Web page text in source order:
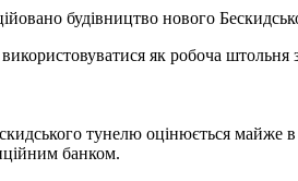
будівництво нового
як робоча
тунелю оцінюється майже
банком.